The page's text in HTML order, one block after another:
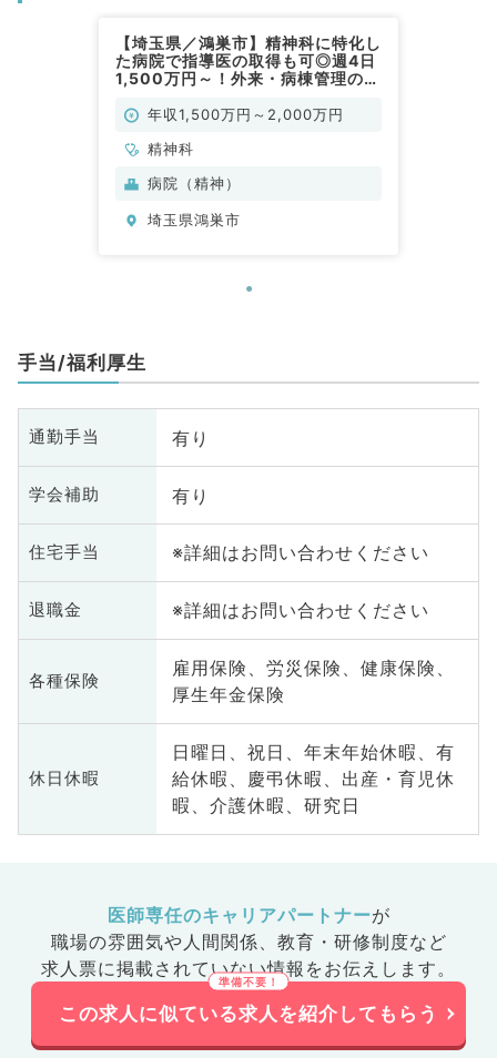
【埼玉県／鴻巣市】精神科に特化し
た病院で指導医の取得も可◎週4日
1,500万円～！外来・病棟管理のお
験を積めます（精神科／常勤）
年収1,500万円～2,000万円
精神科
病院（精神）
埼玉県鴻巣市
手当/福利厚生
通勤手当 有り
学会補助 有り
住宅手当 ※詳細はお問い合わせください
退職金 ※詳細はお問い合わせください
各種保険
雇用保険、労災保険、健康保険、
厚生年金保険
休日休暇
日曜日、祝日、年末年始休暇、有
給休暇、慶弔休暇、出産・育児休
暇、介護休暇、研究日
医師専任のキャリアパートナーが
職場の雰囲気や人間関係、 教育・研修制度など
求人票に掲載されていない情報をお伝えします。
この求人に似ている求人を紹介してもらう